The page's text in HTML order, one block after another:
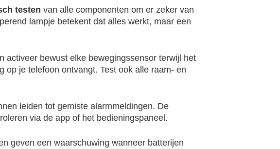
testen van alle componenten om er zeker van
lampje betekent dat alles werkt, maar een
activeer bewust elke bewegingssensor terwijl het
je telefoon ontvangt. Test ook alle raam- en
leiden tot gemiste alarmmeldingen. De
via de app of het bedieningspaneel.
geven een waarschuwing wanneer batterijen